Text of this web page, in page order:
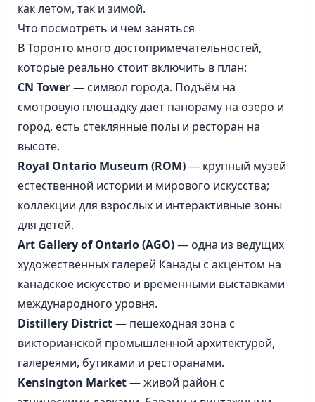
как летом, так и зимой.
Что посмотреть и чем заняться
В Торонто много достопримечательностей,
которые реально стоит включить в план:
CN Tower— символ города. Подъём на
смотровую площадку даёт панораму на озеро и
город, есть стеклянные полы и ресторан на
высоте.
Royal Ontario Museum (ROM)— крупный музей
естественной истории и мирового искусства;
коллекции для взрослых и интерактивные зоны
для детей.
Art Gallery of Ontario (AGO)— одна из ведущих
художественных галерей Канады с акцентом на
канадское искусство и временными выставками
международного уровня.
Distillery District— пешеходная зона с
викторианской промышленной архитектурой,
галереями, бутиками и ресторанами.
Kensington Market— живой район с